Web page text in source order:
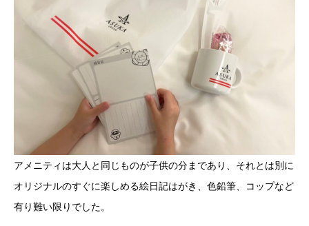
アメニティは大人と同じものが子供の分まであり、それとは別に
オリジナルのすぐに楽しめる絵日記はがき、色鉛筆、コップなど
有り難い限りでした。